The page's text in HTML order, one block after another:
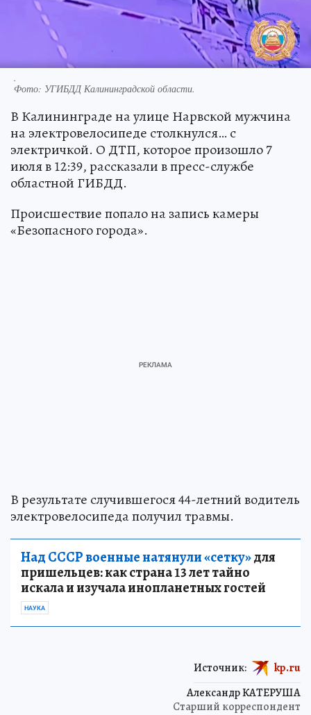
.
Фото: УГИБДД Калининградской области.
В Калининграде на улице Нарвской мужчина
на электровелосипеде столкнулся… с
электричкой. О ДТП, которое произошло 7
июля в 12:39, рассказали в пресс-службе
областной ГИБДД.
Происшествие попало на запись камеры
«Безопасного города».
В результате случившегося 44-летний водитель
электровелосипеда получил травмы.
Над СССР военные натянули «сетку»для
пришельцев: как страна 13 лет тайно
искала и изучала инопланетных гостей
НАУКА
Александр КАТЕРУША
Старший корреспондент
Источник: kp.ru